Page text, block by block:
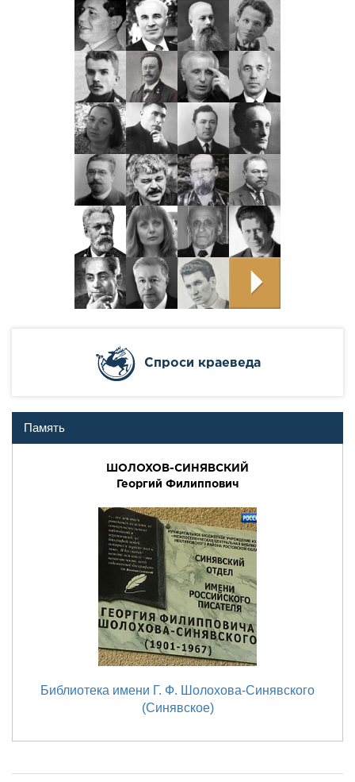
Cпроси краеведа
Память
ШОЛОХОВ-СИНЯВСКИЙ
Георгий Филиппович
Библиотека имени Г. Ф. Шолохова-Синявского
(Синявское)